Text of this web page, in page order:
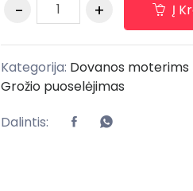
Į
Kategorija: Dovanos moterims
Grožio puoselėjimas
Dalintis: